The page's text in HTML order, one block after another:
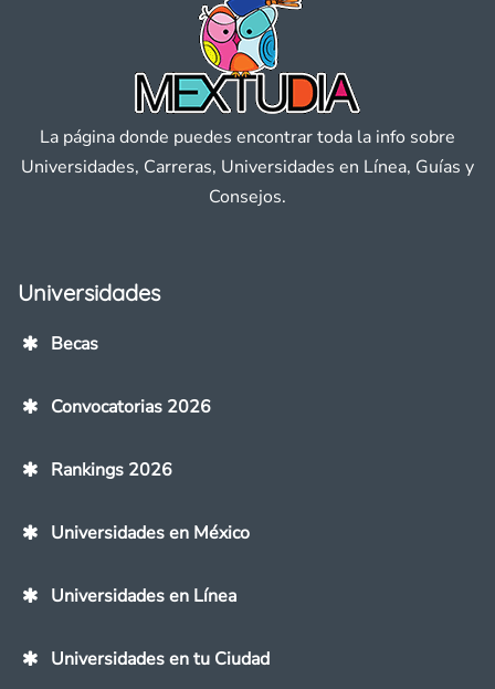
La página donde puedes encontrar toda la info sobre
Universidades, Carreras, Universidades en Línea, Guías y
Consejos.
Universidades
Becas
Convocatorias 2026
Rankings 2026
Universidades en México
Universidades en Línea
Universidades en tu Ciudad